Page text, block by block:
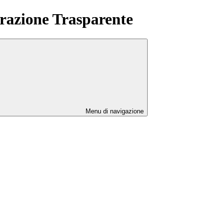
Trasparente
Menu di navigazione